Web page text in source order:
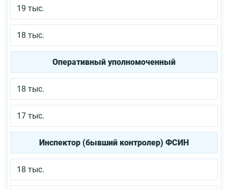
19 тыс.
18 тыс.
Оперативный уполномоченный
18 тыс.
17 тыс.
Инспектор (бывший контролер) ФСИН
18 тыс.